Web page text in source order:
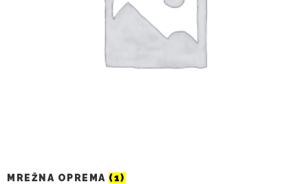
MREŽNA OPREMA (1)